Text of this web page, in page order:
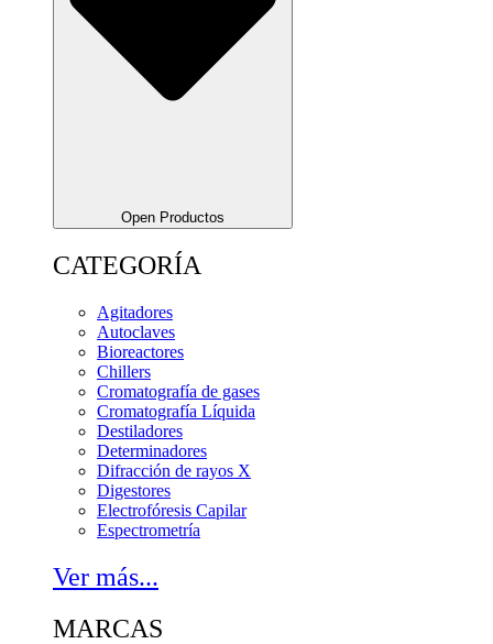
Open Productos
CATEGORÍA
Agitadores
Autoclaves
Bioreactores
Chillers
Cromatografía de gases
Cromatografía Líquida
Destiladores
Determinadores
Difracción de rayos X
Digestores
Electrofóresis Capilar
Espectrometría
Ver más...
MARCAS